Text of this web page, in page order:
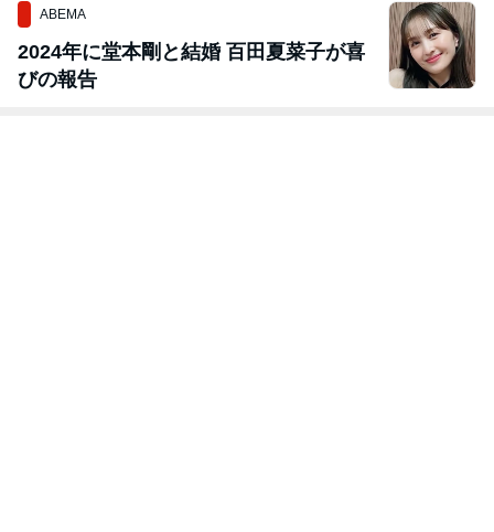
ABEMA
2024年に堂本剛と結婚 百田夏菜子が喜
びの報告